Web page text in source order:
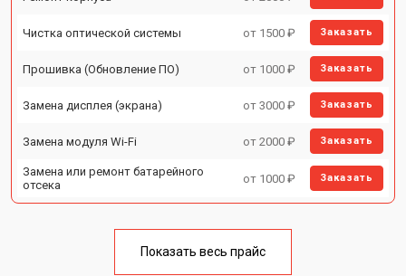
Чистка оптической системы от 1500 ₽ Заказать
Прошивка (Обновление ПО) от 1000 ₽ Заказать
Замена дисплея (экрана) от 3000 ₽ Заказать
Замена модуля Wi-Fi от 2000 ₽ Заказать
Замена или ремонт батарейного
отсека
от 1000 ₽ Заказать
Показать весь прайс